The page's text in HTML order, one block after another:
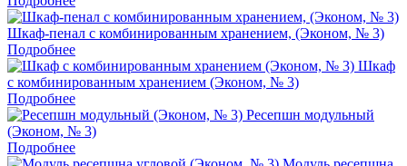
Шкаф-пенал с комбинированным хранением, (Эконом, № 3)
Подробнее
Шкаф
с комбинированным хранением (Эконом, № 3)
Подробнее
Ресепшн модульный
(Эконом, № 3)
Подробнее